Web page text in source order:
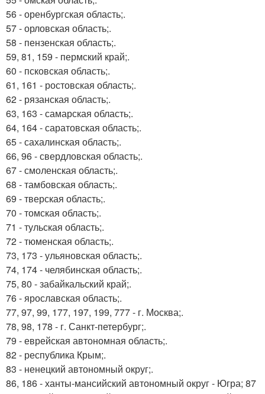
56 - оренбургская область;.
57 - орловская область;.
58 - пензенская область;.
59, 81, 159 - пермский край;.
60 - псковская область;.
61, 161 - ростовская область;.
62 - рязанская область;.
63, 163 - самарская область;.
64, 164 - саратовская область;.
65 - сахалинская область;.
66, 96 - свердловская область;.
67 - смоленская область;.
68 - тамбовская область;.
69 - тверская область;.
70 - томская область;.
71 - тульская область;.
72 - тюменская область;.
73, 173 - ульяновская область;.
74, 174 - челябинская область;.
75, 80 - забайкальский край;.
76 - ярославская область;.
77, 97, 99, 177, 197, 199, 777 - г. Москва;.
78, 98, 178 - г. Санкт-петербург;.
79 - еврейская автономная область;.
82 - республика Крым;.
83 - ненецкий автономный округ;.
86, 186 - ханты-мансийский автономный округ - Югра; 87